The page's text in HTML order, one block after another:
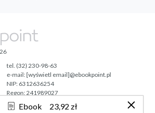
Ebook 23,92 zł
Tonik.pl
tel. (32) 230-98-63
e-mail:[wyświetl email]@ebookpoint.pl
NIP: 6312636254
Regon: 241989027